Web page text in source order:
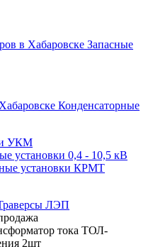
Запасные
Конденсаторные
УКМ
установки 0,4 - 10,5 кВ
установки КРМТ
ЛЭП
тока ТОЛ-
2шт